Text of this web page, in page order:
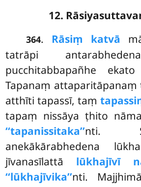
12.
364. Rāsiṃ katvā
tatrāpi
pucchitabbapañhe
Tapanaṃ attaparitāpanaṃ
atthīti tapassī, taṃ
tapaṃ nissāya ṭhito
‘‘tapanissitaka’’nti.
anekākārabhedena
jīvanasīlattā lūkhajīvī
‘‘lūkhajīvika’’nti.